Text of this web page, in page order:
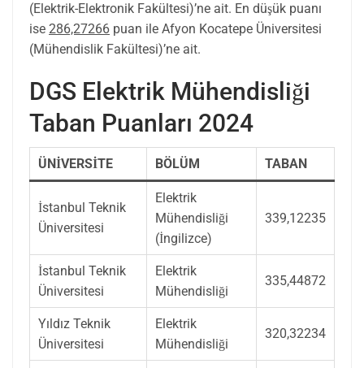
(Elektrik-Elektronik Fakültesi)’ne ait. En düşük puanı
ise 286,27266 puan ile Afyon Kocatepe Üniversitesi
(Mühendislik Fakültesi)’ne ait.
DGS Elektrik Mühendisliği
Taban Puanları 2024
ÜNİVERSİTE BÖLÜM TABAN
İstanbul Teknik
Üniversitesi
Elektrik
Mühendisliği
(İngilizce)
339,12235
İstanbul Teknik
Üniversitesi
Elektrik
Mühendisliği
335,44872
Yıldız Teknik
Üniversitesi
Elektrik
Mühendisliği
320,32234